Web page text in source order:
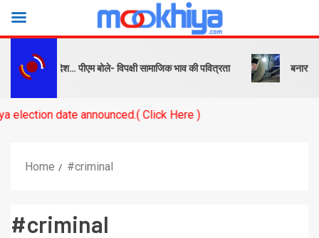
संदेश… पीएम बोले- विपक्षी सामाजिक भाव की पवित्रता बनारस स्टेशन के
Click Here )
Home #criminal
#criminal